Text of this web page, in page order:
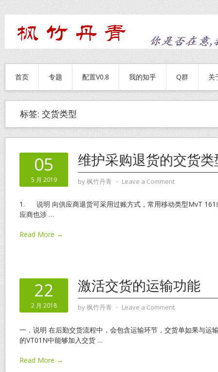
首页 专题 配置V0.8 我的知乎 Q群 关
标签: 交货类型
05
5 月 2019
维护采购退货的交货类
by枫竹丹青 ⋅ Leave a Comment
1. 说明 向供应商退货可采用过账方式，常用移动类型MvT 161
应商也涉 …
Read More →
22
2 月 2018
激活交货的运输功能
by枫竹丹青 ⋅ Leave a Comment
一．说明 在后勤交货流程中，会包含运输环节，交货单如果与运
的VT01N中能够加入交货 …
Read More →